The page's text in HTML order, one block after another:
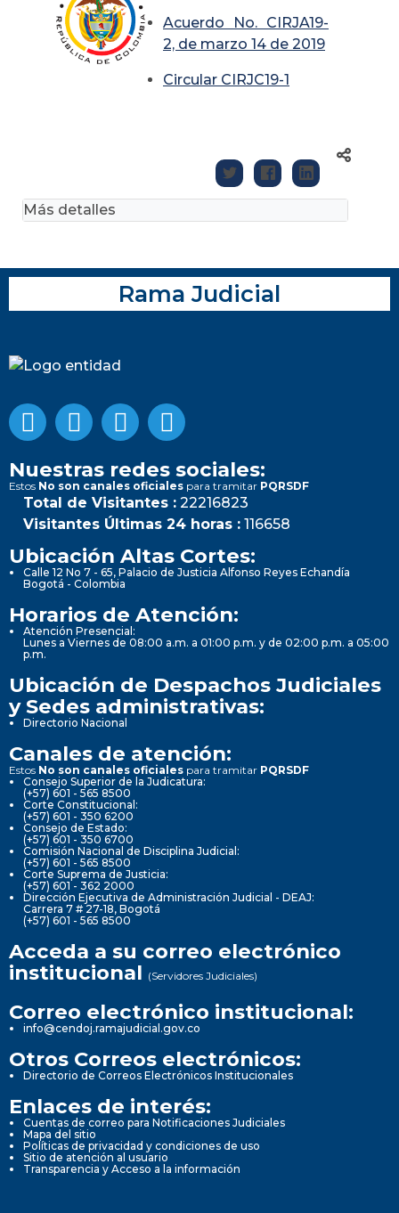
Acuerdo No. CIRJA19-
2, de marzo 14 de 2019
Circular CIRJC19-1
Más detalles
Rama Judicial
Nuestras redes sociales:
Estos No son canales oficiales para tramitar PQRSDF
Total de Visitantes : 22216823
Visitantes Últimas 24 horas : 116658
Ubicación Altas Cortes:
Calle 12 No 7 - 65, Palacio de Justicia Alfonso Reyes Echandía
Bogotá - Colombia
Horarios de Atención:
Atención Presencial:
Lunes a Viernes de 08:00 a.m. a 01:00 p.m. y de 02:00 p.m. a 05:00
p.m.
Ubicación de Despachos Judiciales
y Sedes administrativas:
Directorio Nacional
Canales de atención:
Estos No son canales oficiales para tramitar PQRSDF
Consejo Superior de la Judicatura:
(+57) 601 - 565 8500
Corte Constitucional:
(+57) 601 - 350 6200
Consejo de Estado:
(+57) 601 - 350 6700
Comisión Nacional de Disciplina Judicial:
(+57) 601 - 565 8500
Corte Suprema de Justicia:
(+57) 601 - 362 2000
Dirección Ejecutiva de Administración Judicial - DEAJ:
Carrera 7 # 27-18, Bogotá
(+57) 601 - 565 8500
Acceda a su correo electrónico
institucional (Servidores Judiciales)
Correo electrónico institucional:
info@cendoj.ramajudicial.gov.co
Otros Correos electrónicos:
Directorio de Correos Electrónicos Institucionales
Enlaces de interés:
Cuentas de correo para Notificaciones Judiciales
Mapa del sitio
Políticas de privacidad y condiciones de uso
Sitio de atención al usuario
Transparencia y Acceso a la información